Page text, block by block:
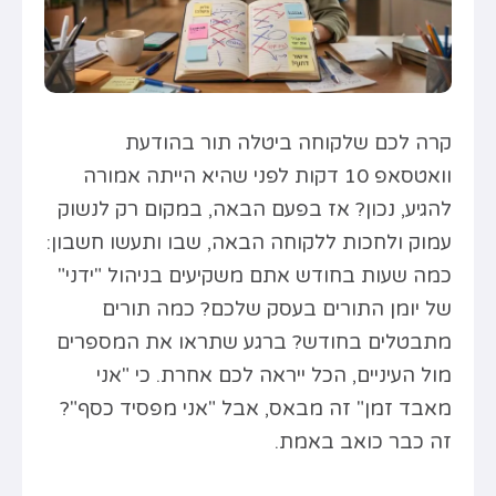
קרה לכם שלקוחה ביטלה תור בהודעת
וואטסאפ 10 דקות לפני שהיא הייתה אמורה
להגיע, נכון? אז בפעם הבאה, במקום רק לנשוק
עמוק ולחכות ללקוחה הבאה, שבו ותעשו חשבון:
כמה שעות בחודש אתם משקיעים בניהול "ידני"
של יומן התורים בעסק שלכם? כמה תורים
מתבטלים בחודש? ברגע שתראו את המספרים
מול העיניים, הכל ייראה לכם אחרת. כי "אני
מאבד זמן" זה מבאס, אבל "אני מפסיד כסף"?
זה כבר כואב באמת.